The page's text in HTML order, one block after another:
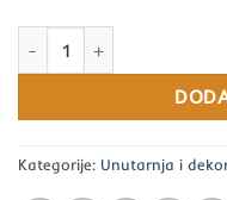
Kategorije: Unutarnja i